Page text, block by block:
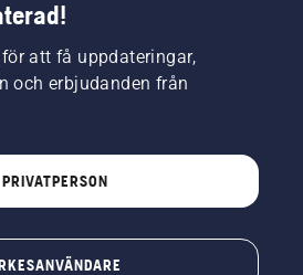
att få uppdateringar,
och erbjudanden från
PRIVATPERSON